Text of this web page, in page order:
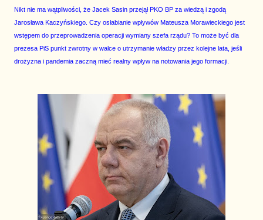
Nikt nie ma wątpliwości, że Jacek Sasin przejął PKO BP za wiedzą i zgodą
Jarosława Kaczyńskiego. Czy osłabianie wpływów Mateusza Morawieckiego jest
wstępem do przeprowadzenia operacji wymiany szefa rządu? To może być dla
prezesa PiS punkt zwrotny w walce o utrzymanie władzy przez kolejne lata, jeśli
drożyzna i pandemia zaczną mieć realny wpływ na notowania jego formacji.